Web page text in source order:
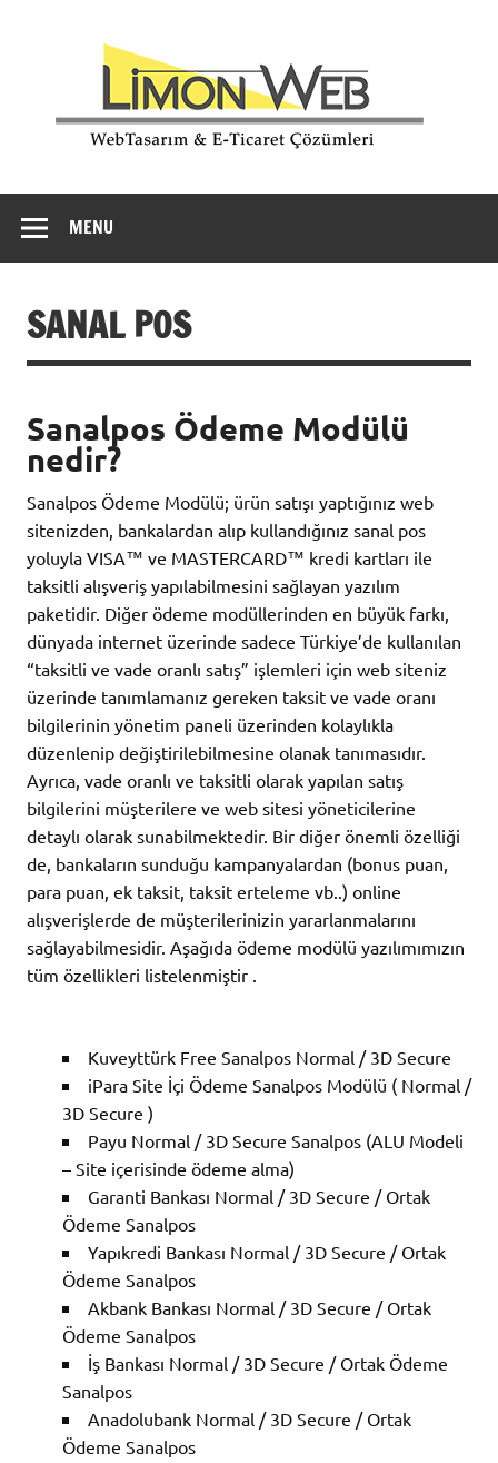
MENU
SANAL POS
Sanalpos Ödeme Modülü
nedir?
Sanalpos Ödeme Modülü; ürün satışı yaptığınız web
sitenizden, bankalardan alıp kullandığınız sanal pos
yoluyla VISA™ ve MASTERCARD™ kredi kartları ile
taksitli alışveriş yapılabilmesini sağlayan yazılım
paketidir. Diğer ödeme modüllerinden en büyük farkı,
dünyada internet üzerinde sadece Türkiye’de kullanılan
“taksitli ve vade oranlı satış” işlemleri için web siteniz
üzerinde tanımlamanız gereken taksit ve vade oranı
bilgilerinin yönetim paneli üzerinden kolaylıkla
düzenlenip değiştirilebilmesine olanak tanımasıdır.
Ayrıca, vade oranlı ve taksitli olarak yapılan satış
bilgilerini müşterilere ve web sitesi yöneticilerine
detaylı olarak sunabilmektedir. Bir diğer önemli özelliği
de, bankaların sunduğu kampanyalardan (bonus puan,
para puan, ek taksit, taksit erteleme vb..) online
alışverişlerde de müşterilerinizin yararlanmalarını
sağlayabilmesidir. Aşağıda ödeme modülü yazılımımızın
tüm özellikleri listelenmiştir .
Kuveyttürk Free Sanalpos Normal / 3D Secure
iPara Site İçi Ödeme Sanalpos Modülü ( Normal /
3D Secure )
Payu Normal / 3D Secure Sanalpos (ALU Modeli
– Site içerisinde ödeme alma)
Garanti Bankası Normal / 3D Secure / Ortak
Ödeme Sanalpos
Yapıkredi Bankası Normal / 3D Secure / Ortak
Ödeme Sanalpos
Akbank Bankası Normal / 3D Secure / Ortak
Ödeme Sanalpos
İş Bankası Normal / 3D Secure / Ortak Ödeme
Sanalpos
Anadolubank Normal / 3D Secure / Ortak
Ödeme Sanalpos